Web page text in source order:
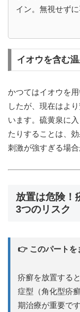
イン。無視せず
イオウを含む
かつてはイオウを
したが、現在はよ
います。硫黄泉に
たりすることは、
刺激が強すぎる場
放置は危険！
3つのリスク
👉 このパートを
疥癬を放置する
症型（角化型疥
期治療が重要です